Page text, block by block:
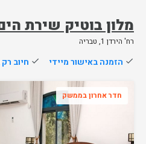
מלון בוטיק שירת
רח' הירדן 1, טבריה
done הזמנה באישור מיידי done חיוב
חדר אחרון בממשק
שלח
הוטלס
יחזור